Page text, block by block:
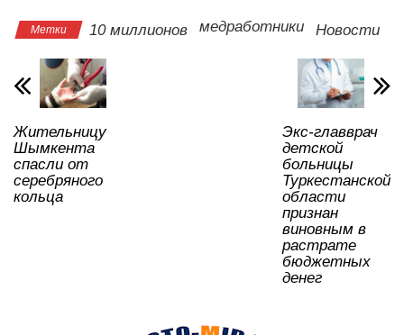
s
A
p
p
e
b
o
o
k
er
o
gr u
а
в
и
ть
Метки 10 миллионов медработники Новости
Жительницу
Шымкента
спасли от
серебряного
кольца
Экс-главврач
детской
больницы
Туркестанской
области
признан
виновным в
растрате
бюджетных
денег